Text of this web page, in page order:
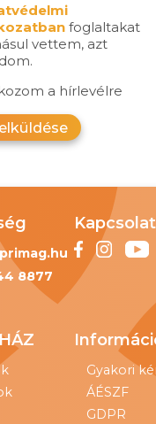
foglaltakat
vettem, azt
a hírlevélre
8877
Kapcsolat
Gyakori
ÁÉSZF
GDPR